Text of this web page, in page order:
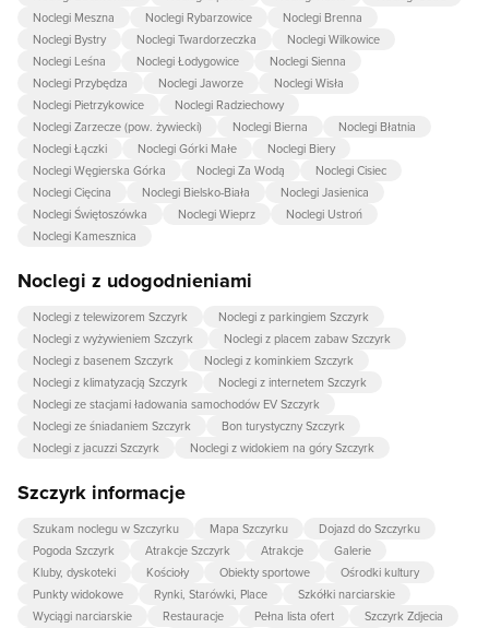
Noclegi Meszna
Noclegi Rybarzowice
Noclegi Brenna
Noclegi Bystry
Noclegi Twardorzeczka
Noclegi Wilkowice
Noclegi Leśna
Noclegi Łodygowice
Noclegi Sienna
Noclegi Przybędza
Noclegi Jaworze
Noclegi Wisła
Noclegi Pietrzykowice
Noclegi Radziechowy
Noclegi Zarzecze (pow. żywiecki)
Noclegi Bierna
Noclegi Błatnia
Noclegi Łączki
Noclegi Górki Małe
Noclegi Biery
Noclegi Węgierska Górka
Noclegi Za Wodą
Noclegi Cisiec
Noclegi Cięcina
Noclegi Bielsko-Biała
Noclegi Jasienica
Noclegi Świętoszówka
Noclegi Wieprz
Noclegi Ustroń
Noclegi Kamesznica
Noclegi z udogodnieniami
Noclegi z telewizorem Szczyrk
Noclegi z parkingiem Szczyrk
Noclegi z wyżywieniem Szczyrk
Noclegi z placem zabaw Szczyrk
Noclegi z basenem Szczyrk
Noclegi z kominkiem Szczyrk
Noclegi z klimatyzacją Szczyrk
Noclegi z internetem Szczyrk
Noclegi ze stacjami ładowania samochodów EV Szczyrk
Noclegi ze śniadaniem Szczyrk
Bon turystyczny Szczyrk
Noclegi z jacuzzi Szczyrk
Noclegi z widokiem na góry Szczyrk
Szczyrk informacje
Szukam noclegu w Szczyrku Mapa Szczyrku
Dojazd do Szczyrku
Pogoda Szczyrk
Atrakcje Szczyrk Atrakcje
Galerie
Kluby, dyskoteki
Kościoły Obiekty sportowe
Ośrodki kultury
Punkty widokowe
Rynki, Starówki, Place
Szkółki narciarskie
Wyciągi narciarskie
Restauracje Pełna lista ofert
Szczyrk Zdjecia